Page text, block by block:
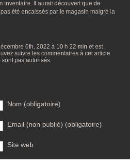
inventaire. Il aurait découvert que de
été encaissés par le magasin malgré la
6th, 2022 à 10 h 22 min et est
suivre les commentaires à cet article
sont pas autorisés.
Nom (obligatoire)
Email (non publié) (obligatoire)
Site web